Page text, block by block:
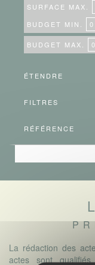
SURFACE MAX.
BUDGET MIN.
BUDGET MAX.
ÉTENDRE
FILTRES
RÉFÉRENCE
La rédaction des
actes sont